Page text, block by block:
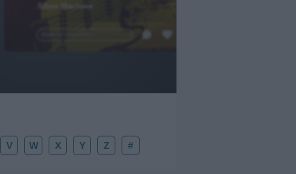
Silver Machine
V W X Y Z #